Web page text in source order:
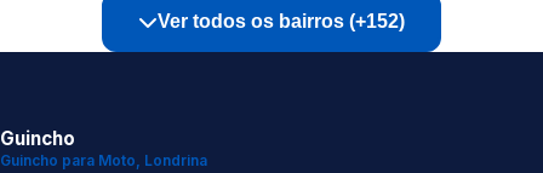
Ver todos os bairros (+152)
Guincho
Guincho para Moto, Londrina